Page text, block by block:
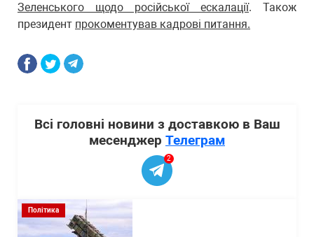
Зеленського щодо російської ескалації. Також
президент прокоментував кадрові питання.
Всі головні новини з доставкою в Ваш
месенджер Телеграм
2
Політика